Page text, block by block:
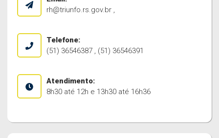
rh@triunfo.rs.gov.br ,
Telefone:
(51) 36546387 , (51) 36546391
Atendimento:
8h30 até 12h e 13h30 até 16h36